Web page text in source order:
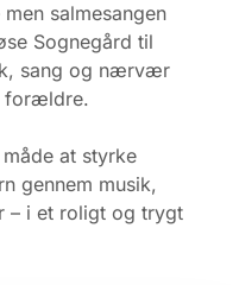
salmesangen
Sognegård til
sang og nærvær
forældre.
at styrke
gennem musik,
– i et roligt og trygt